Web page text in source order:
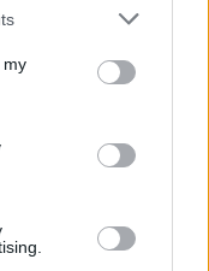
my
for Greece|